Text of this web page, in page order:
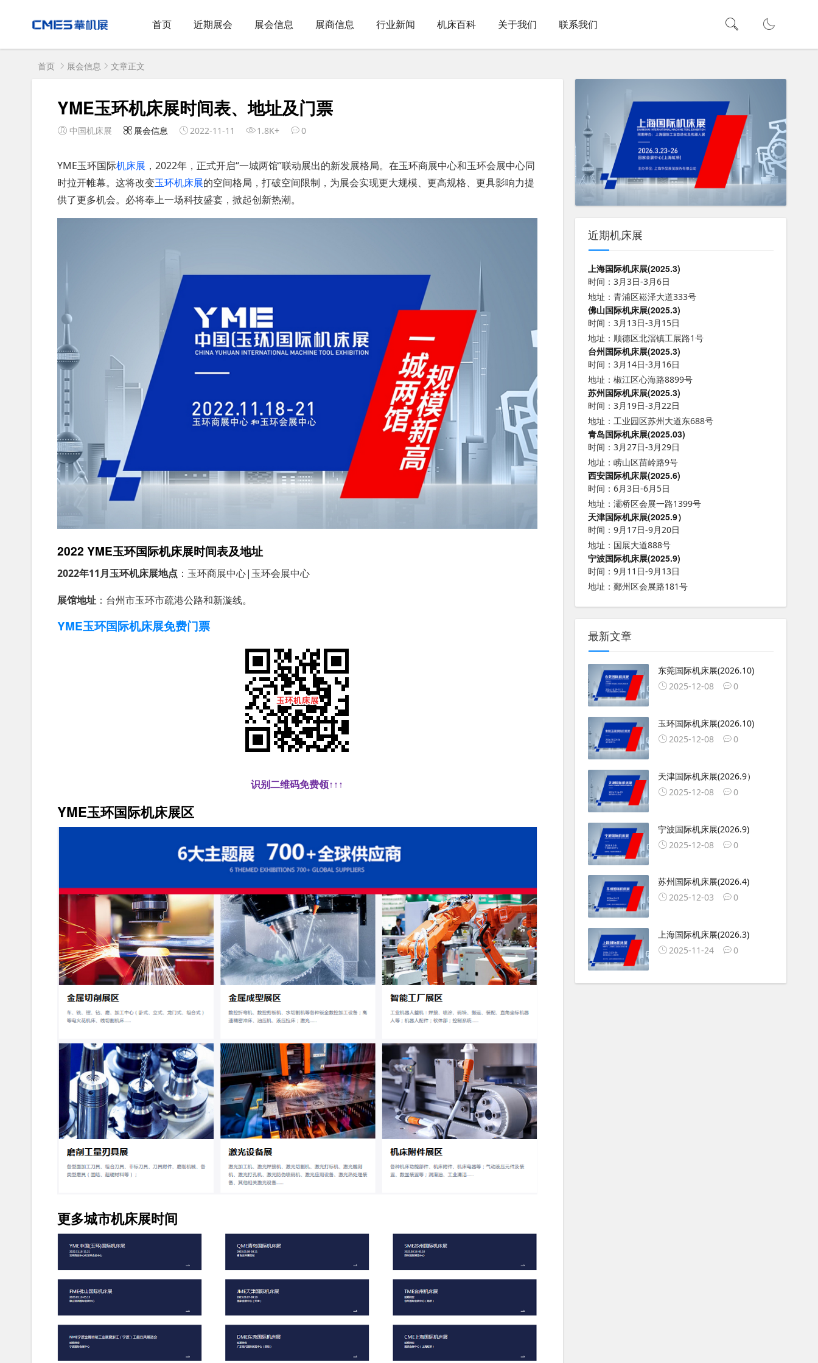
首页 近期展会 展会信息 展商信息 行业新闻 机床百科 关于我们 联系我们
首页 展会信息 文章正文
YME玉环机床展时间表、地址及门票
中国机床展 展会信息 2022-11-11 1.8K+ 0
YME玉环国际机床展 ，2022年，正式开启“一城两馆”联动展出的新发展格局。在玉环商展中心和玉环会展中心同
时拉开帷幕。这将改变玉环机床展的空间格局，打破空间限制，为展会实现更大规模、更高规格、更具影响力提
供了更多机会。必将奉上一场科技盛宴，掀起创新热潮。
2022 YME玉环国际机床展时间表及地址
2022年11月玉环机床展地点 ：玉环商展中心|玉环会展中心
展馆地址 ：台州市玉环市疏港公路和新漩线。
YME玉环国际机床展免费门票
识别二维码免费领↑↑↑
YME玉环国际机床展区
更多城市机床展时间
近期机床展
上海国际机床展(2025.3)
时间：3月3日-3月6日
地址：青浦区崧泽大道333号
佛山国际机床展(2025.3)
时间：3月13日-3月15日
地址：顺德区北滘镇工展路1号
台州国际机床展(2025.3)
时间：3月14日-3月16日
地址：椒江区心海路8899号
苏州国际机床展(2025.3)
时间：3月19日-3月22日
地址：工业园区苏州大道东688号
青岛国际机床展(2025.03)
时间：3月27日-3月29日
地址：崂山区苗岭路9号
西安国际机床展(2025.6)
时间：6月3日-6月5日
地址：灞桥区会展一路1399号
天津国际机床展(2025.9）
时间：9月17日-9月20日
地址：国展大道888号
宁波国际机床展(2025.9)
时间：9月11日-9月13日
地址：鄞州区会展路181号
最新文章
东莞国际机床展(2026.10)
2025-12-08
0
玉环国际机床展(2026.10)
2025-12-08
0
天津国际机床展(2026.9）
2025-12-08
0
宁波国际机床展(2026.9)
2025-12-08
0
苏州国际机床展(2026.4)
2025-12-03
0
上海国际机床展(2026.3)
2025-11-24
0